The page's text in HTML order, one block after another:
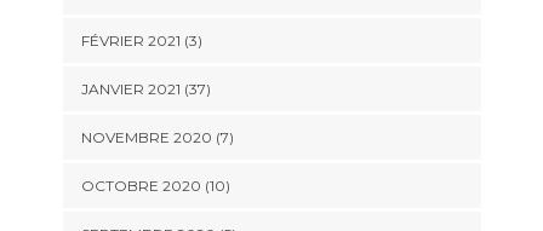
FÉVRIER 2021 (3)
JANVIER 2021 (37)
NOVEMBRE 2020 (7)
OCTOBRE 2020 (10)